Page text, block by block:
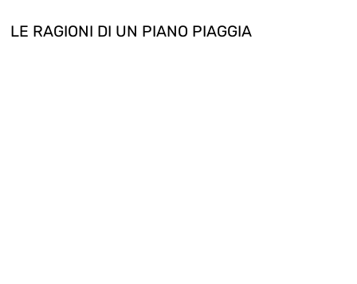
LE RAGIONI DI UN PIANO PIAGGIA